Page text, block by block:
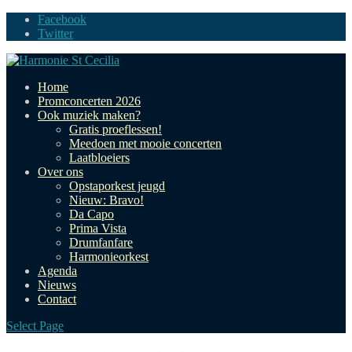
Facebook
Twitter
Home
Promconcerten 2026
Ook muziek maken?
Gratis proeflessen!
Meedoen met mooie concerten
Laatbloeiers
Over ons
Opstaporkest jeugd
Nieuw: Bravo!
Da Capo
Prima Vista
Drumfanfare
Harmonieorkest
Agenda
Nieuws
Contact
Select Page